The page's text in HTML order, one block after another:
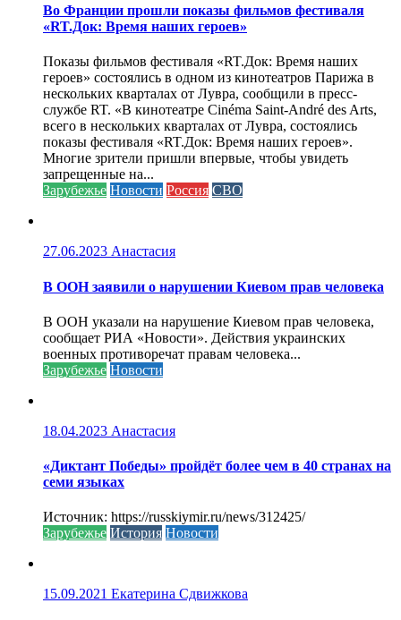
Во Франции прошли показы фильмов фестиваля
«RT.Док: Время наших героев»
Показы фильмов фестиваля «RT.Док: Время наших
героев» состоялись в одном из кинотеатров Парижа в
нескольких кварталах от Лувра, сообщили в пресс-
службе RT. «В кинотеатре Cinéma Saint-André des Arts,
всего в нескольких кварталах от Лувра, состоялись
показы фестиваля «RT.Док: Время наших героев».
Многие зрители пришли впервые, чтобы увидеть
запрещенные на...
Зарубежье Новости Россия СВО
27.06.2023 Анастасия
В ООН заявили о нарушении Киевом прав человека
В ООН указали на нарушение Киевом прав человека,
сообщает РИА «Новости». Действия украинских
военных противоречат правам человека...
Зарубежье Новости
18.04.2023 Анастасия
«Диктант Победы» пройдёт более чем в 40 странах на
семи языках
Источник: https://russkiymir.ru/news/312425/
Зарубежье История Новости
15.09.2021 Екатерина Сдвижкова